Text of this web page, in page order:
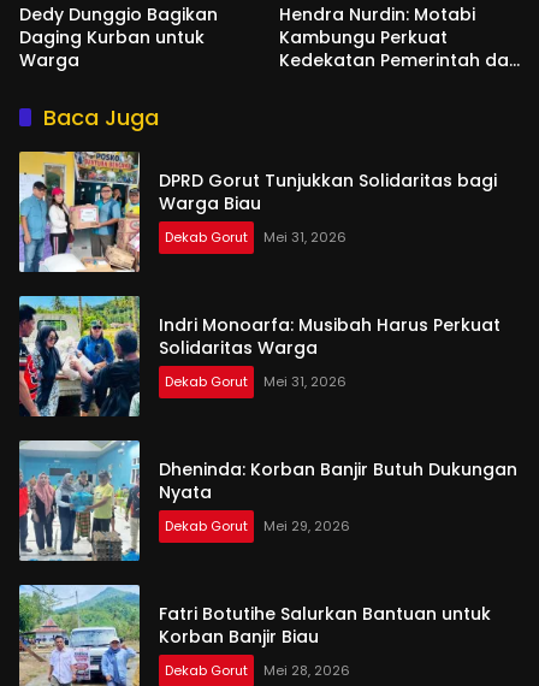
Dedy Dunggio Bagikan
Daging Kurban untuk
Warga
Hendra Nurdin: Motabi
Kambungu Perkuat
Kedekatan Pemerintah dan
Baca Juga
DPRD Gorut Tunjukkan Solidaritas bagi
Warga Biau
Dekab Gorut Mei 31, 2026
Indri Monoarfa: Musibah Harus Perkuat
Solidaritas Warga
Dekab Gorut Mei 31, 2026
Dheninda: Korban Banjir Butuh Dukungan
Nyata
Dekab Gorut Mei 29, 2026
Fatri Botutihe Salurkan Bantuan untuk
Korban Banjir Biau
Dekab Gorut Mei 28, 2026